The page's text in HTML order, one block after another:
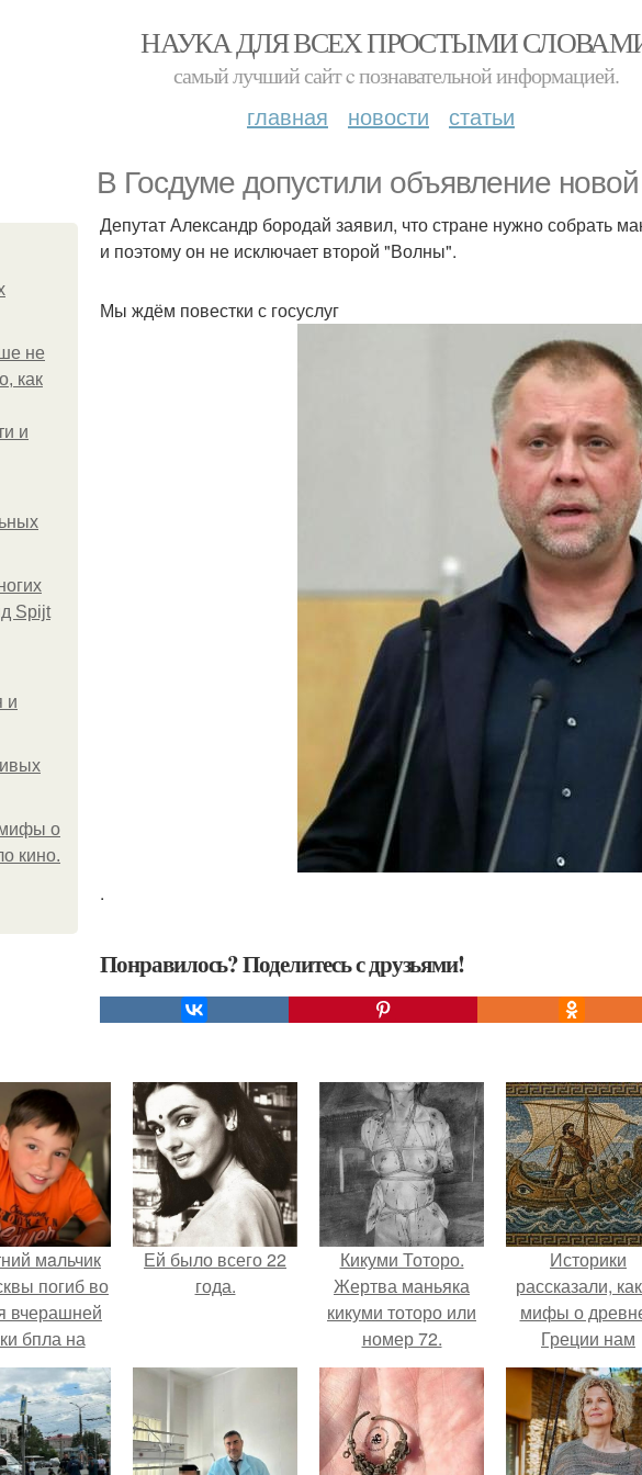
НАУКА ДЛЯ ВСЕХ ПРОСТЫМИ
самый лучший сайт c познавательной информацией.
главная новости статьи
В Госдуме допустили объявление
не
как
и
Spijt
и
мифы о
кино.
Депутат Александр бородай заявил, что стране нужно собрать
и поэтому он не исключает второй "Волны".
Мы ждём повестки с госуслуг
.
Понравилось? Поделитесь с друзьями!
мaльчик
погиб во
вчерашней
бпла на
под
Ей было всего 22
года.
Кикуми Тоторо.
Жертва маньяка
кикуми тоторо или
номер 72.
Историки
рассказали,
мифы о
Греции нам
навязало